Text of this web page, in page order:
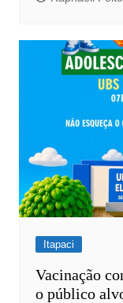
Itapaci
Vacinação
o público